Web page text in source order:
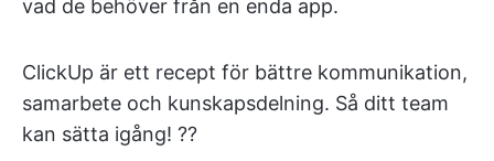
vad de behöver från en enda app.
ClickUp är ett recept för bättre kommunikation,
samarbete och kunskapsdelning. Så ditt team
kan sätta igång! ?‍?